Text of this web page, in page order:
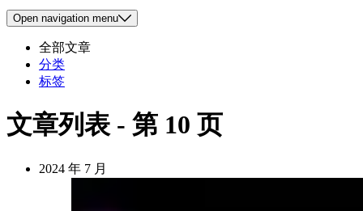
Open navigation menu
全部文章
分类
标签
文章列表 - 第 10 页
2024 年 7 月